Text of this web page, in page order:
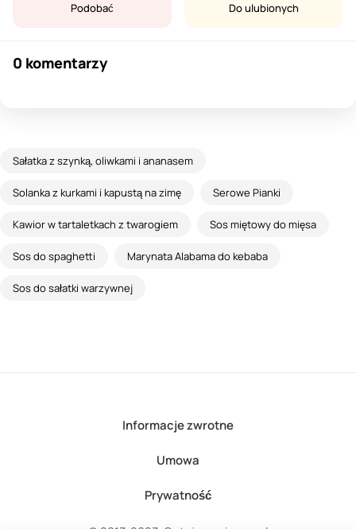
Podobać Do ulubionych
0 komentarzy
Sałatka z szynką, oliwkami i ananasem
Solanka z kurkami i kapustą na zimę Serowe Pianki
Kawior w tartaletkach z twarogiem Sos miętowy do mięsa
Sos do spaghetti Marynata Alabama do kebaba
Sos do sałatki warzywnej
Informacje zwrotne
Umowa
Prywatność